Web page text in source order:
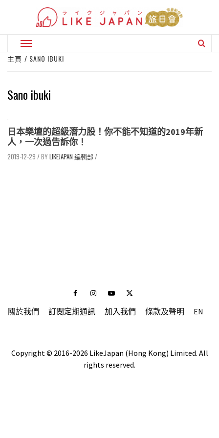
Primary
Menu
主頁 SANO IBUKI
Sano ibuki
日本樂壇的超級潛力股！你不能不知道的2019年新
人，一次過告訴你！
2019-12-29 / LIKEJAPAN 編輯部/
FacebookInstagramYoutubeTwitter
關於我們 訂閱定期通訊 加入我們 條款及聲明 EN
Copyright © 2016-2026 LikeJapan (Hong Kong) Limited. All
rights reserved.